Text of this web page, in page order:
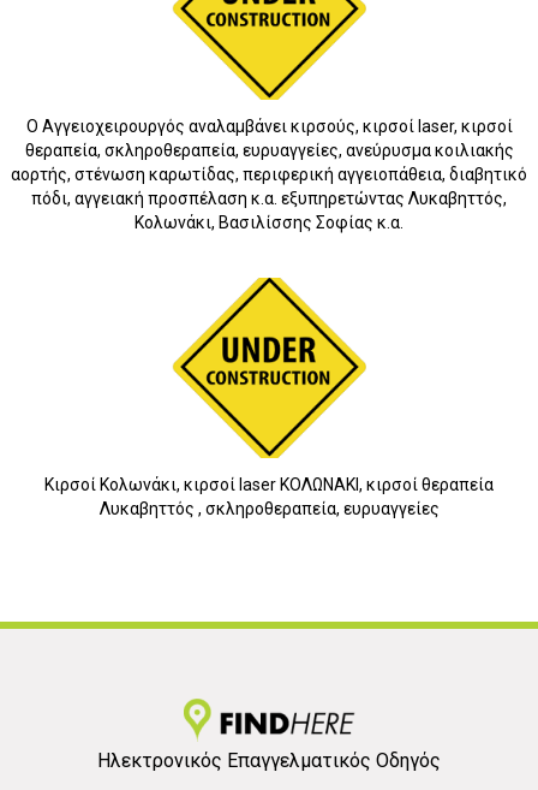
O Αγγειοχειρουργός αναλαμβάνει κιρσούς, κιρσοί laser, κιρσοί
θεραπεία, σκληροθεραπεία, ευρυαγγείες, ανεύρυσμα κοιλιακής
αορτής, στένωση καρωτίδας, περιφερική αγγειοπάθεια, διαβητικό
πόδι, αγγειακή προσπέλαση κ.α. εξυπηρετώντας Λυκαβηττός,
Κολωνάκι, Βασιλίσσης Σοφίας κ.α.
Κιρσοί Κολωνάκι, κιρσοί laser ΚΟΛΩΝΑΚΙ, κιρσοί θεραπεία
Λυκαβηττός , σκληροθεραπεία, ευρυαγγείες
5
Ηλεκτρονικός Επαγγελματικός Οδηγός